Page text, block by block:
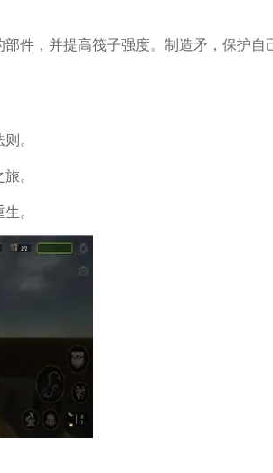
件，并提高筏子强度。制造矛，保护自
。
。
。